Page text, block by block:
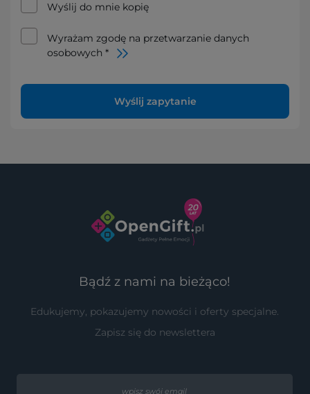
Wyślij do mnie kopię
Wyrażam zgodę na przetwarzanie danych
osobowych *
Wyślij zapytanie
Bądź z nami na bieżąco!
Edukujemy, pokazujemy nowości i oferty specjalne.
Zapisz się do newslettera